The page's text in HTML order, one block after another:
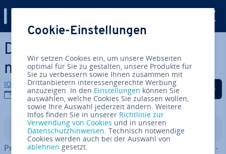
Zum Haupt­in­halt springen
Die besten Pro­jekt­ma­nage­
ment-Apps
IONOS Redaktion
28.09.2020
Auf Facebook teilen
Auf Twitter teilen
Auf LinkedIn
In­halts­ver­zeich­nis
Pro­jekt­ma­nage­ment be­inhal­te­te früher Tafeln, Kle­be­zet­
Cookie-Einstellungen
Wir setzen Cookies ein, um unsere Webseiten
optimal für Sie zu gestalten, unsere Produkte für
Sie zu verbessern sowie Ihnen zusammen mit
Drittanbietern interessengerechte Werbung
anzuzeigen. In den Einstellungen können Sie
auswählen, welche Cookies Sie zulassen wollen,
sowie Ihre Auswahl jederzeit ändern. Weitere
Infos finden Sie in unserer Richtlinie zur
Verwendung von Cookies und in unseren
Datenschutzhinweisen. Technisch notwendige
Cookies werden auch bei der Auswahl von
ablehnen gesetzt.